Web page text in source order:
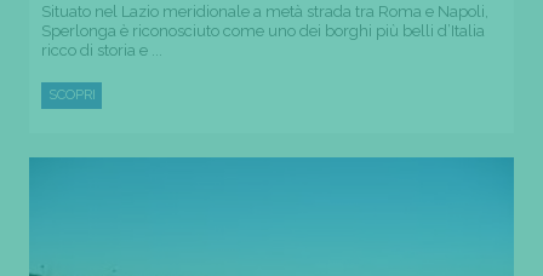
Situato nel Lazio meridionale a metà strada tra Roma e Napoli,
Sperlonga è riconosciuto come uno dei borghi più belli d’Italia
ricco di storia e ...
SCOPRI